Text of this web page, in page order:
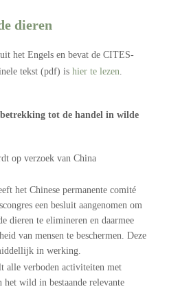
dieren
het Engels en bevat de CITES-
tekst (pdf) is hier te lezen.
tot de handel in wilde
op verzoek van China
het Chinese permanente comité
een besluit aangenomen om
dieren te elimineren en daarmee
van mensen te beschermen. Deze
in werking.
alle verboden activiteiten met
wild in bestaande relevante